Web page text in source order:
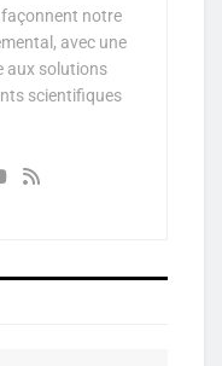
notre
avec une
aux solutions
scientifiques